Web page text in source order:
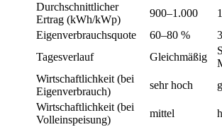
Durchschnittlicher
Ertrag (kWh/kWp)
900–1.000
Eigenverbrauchsquote
60–80 %
Tagesverlauf
Gleichmäßig
Wirtschaftlichkeit (bei
Eigenverbrauch)
sehr hoch
Wirtschaftlichkeit (bei
Volleinspeisung)
mittel